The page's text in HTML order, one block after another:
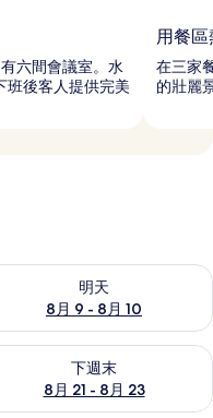
六間會議室。水
班後客人提供完美
用餐
在三家
的壯麗
明天
8月 9 - 8月 10
明天 (8月 9 - 8月 10) 的供
下週末
8月 21 - 8月 23
下週末 (8月 21 - 8月 23)